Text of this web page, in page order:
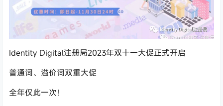
Identity Digital注册局2023年双十一大促正式开启
普通词、溢价词双重大促
全年仅此一次！